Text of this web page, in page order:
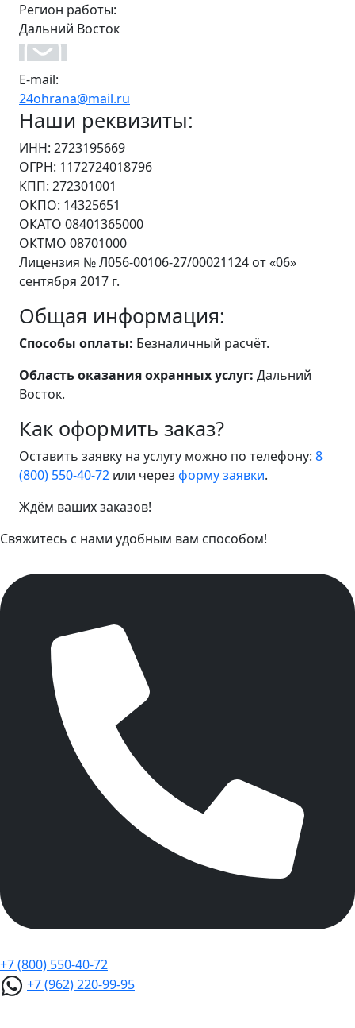
Регион работы:
Дальний Восток
E-mail:
24ohrana@mail.ru
Наши реквизиты:
ИНН: 2723195669
ОГРН: 1172724018796
КПП: 272301001
ОКПО: 14325651
ОКАТО 08401365000
ОКТМО 08701000
Лицензия № Л056-00106-27/00021124 от «06»
сентября 2017 г.
Общая информация:
Способы оплаты: Безналичный расчёт.
Область оказания охранных услуг: Дальний
Восток.
Как оформить заказ?
Оставить заявку на услугу можно по телефону: 8
(800) 550-40-72 или через форму заявки.
Ждём ваших заказов!
Свяжитесь с нами удобным вам способом!
+7 (800) 550-40-72
+7 (962) 220-99-95